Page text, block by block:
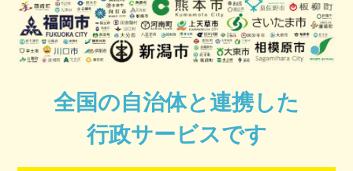
全国の自治体と連携した
行政サービスです